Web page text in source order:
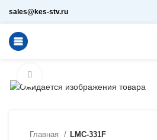
sales@kes-stv.ru
Главная LMC-331F